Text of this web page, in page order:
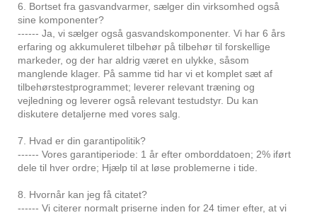
6. Bortset fra gasvandvarmer, sælger din virksomhed også
sine komponenter?
------ Ja, vi sælger også gasvandskomponenter. Vi har 6 års
erfaring og akkumuleret tilbehør på tilbehør til forskellige
markeder, og der har aldrig været en ulykke, såsom
manglende klager. På samme tid har vi et komplet sæt af
tilbehørstestprogrammet; leverer relevant træning og
vejledning og leverer også relevant testudstyr. Du kan
diskutere detaljerne med vores salg.
7. Hvad er din garantipolitik?
------ Vores garantiperiode: 1 år efter omborddatoen; 2% iført
dele til hver ordre; Hjælp til at løse problemerne i tide.
8. Hvornår kan jeg få citatet?
------ Vi citerer normalt priserne inden for 24 timer efter, at vi